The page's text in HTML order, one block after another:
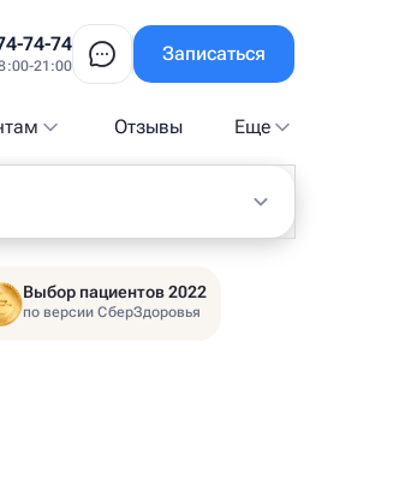
74-74
21:00
Записаться
Отзывы Еще
Выбор пациентов 2022
по версии СберЗдоровья